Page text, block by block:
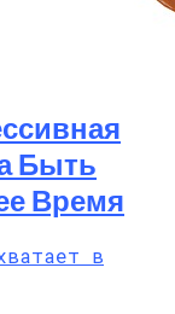
Быть
Время